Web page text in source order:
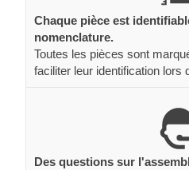
Chaque pièce est
nomenclature.
Toutes les pièces sont
faciliter leur identification lors
Des questions sur